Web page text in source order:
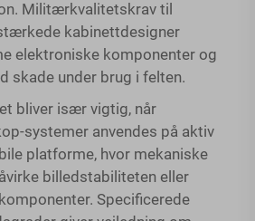
Militærkvalitetskrav til
kabinettdesigner
elektroniske komponenter og
skade under brug i felten.
bliver især vigtig, når
systemer anvendes på aktiv
platforme, hvor mekaniske
billedstabiliteten eller
Specificerede